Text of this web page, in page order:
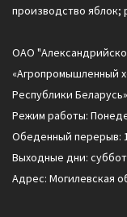
производство
ОАО
«Агропромышленный
Республики Беларусь»
Режим работы:
Обеденный перерыв:
Выходные дни:
Адрес: Могилевская